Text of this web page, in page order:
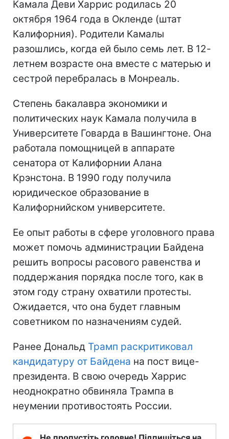
Камала Деви Харрис родилась 20
октября 1964 года в Окленде (штат
Калифорния). Родители Камалы
разошлись, когда ей было семь лет. В 12-
летнем возрасте она вместе с матерью и
сестрой перебралась в Монреаль.
Степень бакалавра экономики и
политических наук Камала получила в
Университете Говарда в Вашингтоне. Она
работала помощницей в аппарате
сенатора от Калифорнии Алана
Крэнстона. В 1990 году получила
юридическое образование в
Калифорнийском университете.
Ее опыт работы в сфере уголовного права
может помочь администрации Байдена
решить вопросы расового равенства и
поддержания порядка после того, как в
этом году страну охватили протесты.
Ожидается, что она будет главным
советником по назначениям судей.
Ранее Дональд Трамп раскритиковал
кандидатуру от Байдена на пост вице-
президента. В свою очередь Харрис
неоднократно обвиняла Трампа в
неумении противостоять России.